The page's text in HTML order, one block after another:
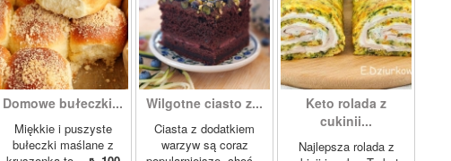
Domowe bułeczki...
Miękkie i puszyste
bułeczki maślane z
Wilgotne ciasto z...
Ciasta z dodatkiem
warzyw są coraz
Keto rolada z
cukinii...
Najlepsza rolada z